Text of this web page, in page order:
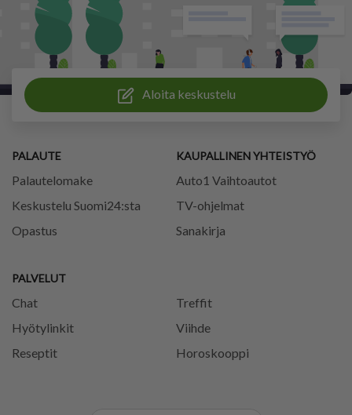
Aloita keskustelu
PALAUTE
Palautelomake
Keskustelu Suomi24:sta
Opastus
PALVELUT
Chat
Treffit
Hyötylinkit
Viihde
Reseptit
Horoskooppi
KAUPALLINEN YHTEISTYÖ
Auto1 Vaihtoautot
TV-ohjelmat
Sanakirja